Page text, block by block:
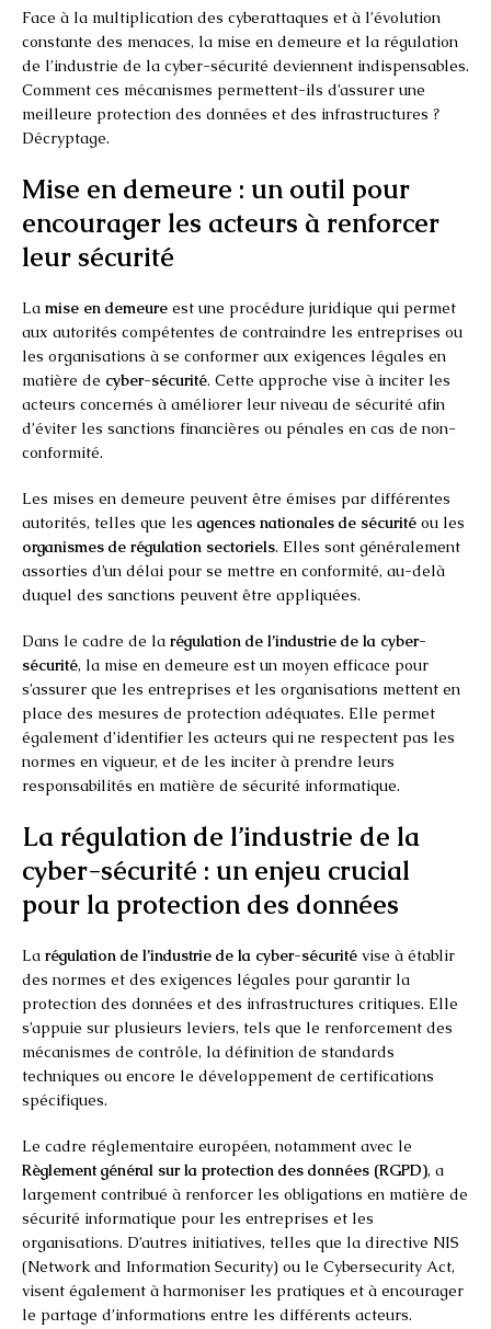
Face à la multiplication des cyberattaques et à l’évolution
constante des menaces, la mise en demeure et la régulation
de l’industrie de la cyber-sécurité deviennent indispensables.
Comment ces mécanismes permettent-ils d’assurer une
meilleure protection des données et des infrastructures ?
Décryptage.
Mise en demeure : un outil pour
encourager les acteurs à renforcer
leur sécurité
La mise en demeure est une procédure juridique qui permet
aux autorités compétentes de contraindre les entreprises ou
les organisations à se conformer aux exigences légales en
matière de cyber-sécurité. Cette approche vise à inciter les
acteurs concernés à améliorer leur niveau de sécurité afin
d’éviter les sanctions financières ou pénales en cas de non-
conformité.
Les mises en demeure peuvent être émises par différentes
autorités, telles que les agences nationales de sécurité ou les
organismes de régulation sectoriels. Elles sont généralement
assorties d’un délai pour se mettre en conformité, au-delà
duquel des sanctions peuvent être appliquées.
Dans le cadre de la régulation de l’industrie de la cyber-
sécurité, la mise en demeure est un moyen efficace pour
s’assurer que les entreprises et les organisations mettent en
place des mesures de protection adéquates. Elle permet
également d’identifier les acteurs qui ne respectent pas les
normes en vigueur, et de les inciter à prendre leurs
responsabilités en matière de sécurité informatique.
La régulation de l’industrie de la
cyber-sécurité : un enjeu crucial
pour la protection des données
La régulation de l’industrie de la cyber-sécurité vise à établir
des normes et des exigences légales pour garantir la
protection des données et des infrastructures critiques. Elle
s’appuie sur plusieurs leviers, tels que le renforcement des
mécanismes de contrôle, la définition de standards
techniques ou encore le développement de certifications
spécifiques.
Le cadre réglementaire européen, notamment avec le
Règlement général sur la protection des données (RGPD), a
largement contribué à renforcer les obligations en matière de
sécurité informatique pour les entreprises et les
organisations. D’autres initiatives, telles que la directive NIS
(Network and Information Security) ou le Cybersecurity Act,
visent également à harmoniser les pratiques et à encourager
le partage d’informations entre les différents acteurs.